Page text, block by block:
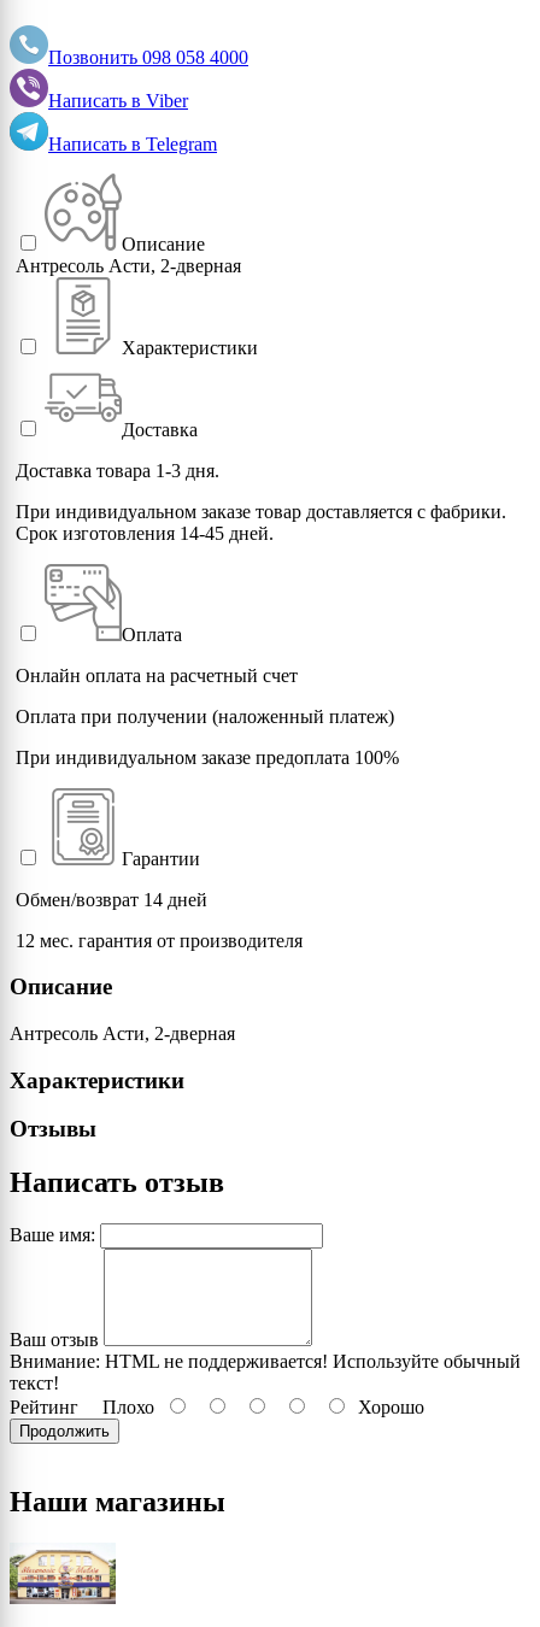
Позвонить 098 058 4000
Написать в Viber
Написать в Telegram
Описание
Антресоль Асти, 2-дверная
Характеристики
Доставка
Доставка товара 1-3 дня.
При индивидуальном заказе товар доставляется с фабрики.
Срок изготовления 14-45 дней.
Оплата
Онлайн оплата на расчетный счет
Оплата при получении (наложенный платеж)
При индивидуальном заказе предоплата 100%
Гарантии
Обмен/возврат 14 дней
12 мес. гарантия от производителя
Описание
Антресоль Асти, 2-дверная
Характеристики
Отзывы
Написать отзыв
Ваше имя:
Ваш отзыв
Внимание: HTML не поддерживается! Используйте обычный
текст!
Рейтинг Плохо Хорошо
Продолжить
Наши магазины